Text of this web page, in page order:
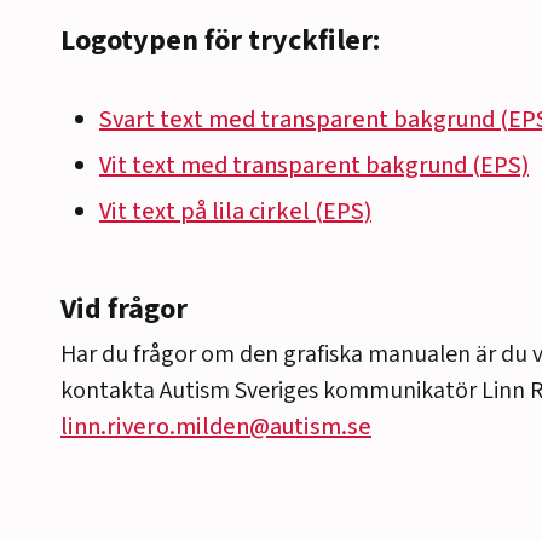
Logotypen för tryckfiler:
Svart text med transparent bakgrund
Vit text med transparent bakgrund (EPS)
Vit text på lila cirkel (EPS)
Vid frågor
Har du frågor om den grafiska manualen är
kontakta Autism Sveriges kommunikatör Linn
linn.rivero.milden@autism.se